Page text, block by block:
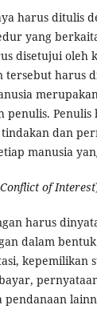
harus ditulis
yang
disetujui oleh
tersebut harus
penulis. Penulis
dan
manusia
Conflict of Interest
harus
dalam
kepemilikan
pendanaan